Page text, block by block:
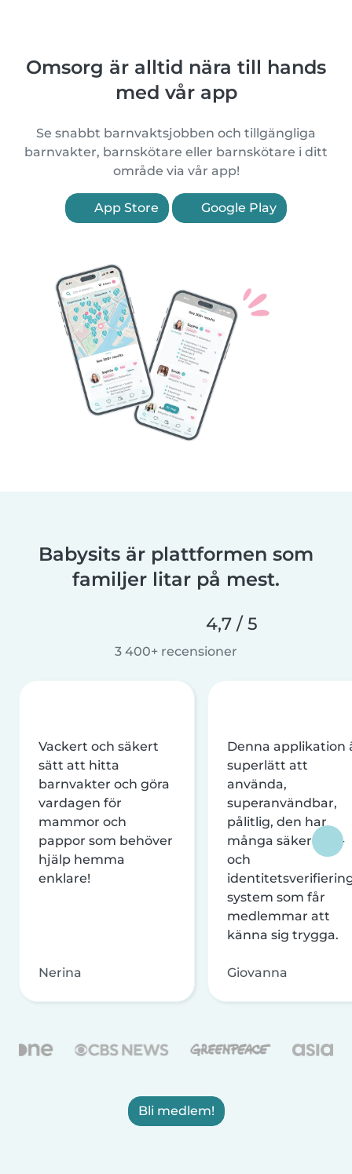
Omsorg är alltid nära till hands
med vår app
Se snabbt barnvaktsjobben och tillgängliga
barnvakter, barnskötare eller barnskötare i ditt
område via vår app!
App Store Google Play
Babysits är plattformen som
familjer litar på mest.
4,7 / 5
3 400+ recensioner
Vackert och säkert
sätt att hitta
barnvakter och göra
vardagen för
mammor och
pappor som behöver
hjälp hemma
enklare!
Nerina
Denna applikation
superlätt att
använda,
superanvändbar,
pålitlig, den har
många säkerhets-
och
system som får
medlemmar att
känna sig trygga.
Giovanna
Bli medlem!